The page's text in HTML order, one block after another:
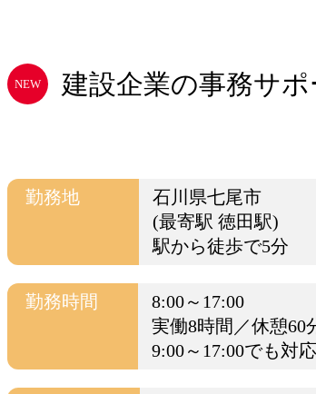
NEW 建設企業の事務サポ
勤務地
石川県七尾市
(最寄駅 徳田駅)
駅から徒歩で5分
勤務時間
8:00～17:00
実働8時間／休憩60
9:00～17:00でも対